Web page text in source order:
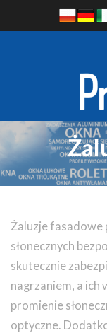
Żaluzje fasadowe
słonecznych
skutecznie
nagrzaniem, a ich
promienie
optyczne.